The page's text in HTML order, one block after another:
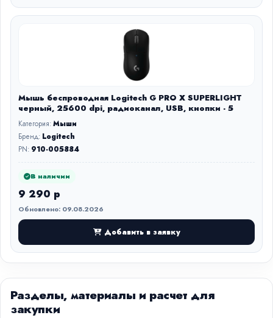
Мышь беспроводная Logitech G PRO X SUPERLIGHT
черный, 25600 dpi, радиоканал, USB, кнопки - 5
Категория:Мыши
Бренд: Logitech
PN: 910-005884
В наличии
9 290 р
Обновлено: 09.08.2026
Добавить в заявку
Разделы, материалы и расчет для
закупки